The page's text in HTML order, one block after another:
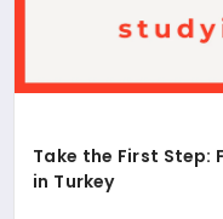
Take the First Step:
in Turkey